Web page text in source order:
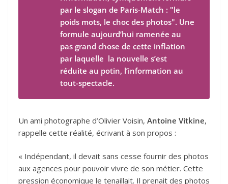
par le slogan de Paris-Match : "le
poids mots, le choc des photos". Une
formule aujourd’hui ramenée au
pas grand chose de cette inflation
par laquelle la nouvelle s’est
réduite au potin, l’information au
tout-spectacle.
Un ami photographe d’Olivier Voisin, Antoine Vitkine,
rappelle cette réalité, écrivant à son propos :
« Indépendant, il devait sans cesse fournir des photos
aux agences pour pouvoir vivre de son métier. Cette
pression économique le tenaillait. Il prenait des photos